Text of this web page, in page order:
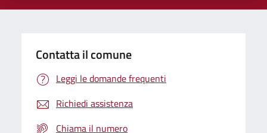
Contatta il comune
Leggi le domande frequenti
Richiedi assistenza
Chiama il numero